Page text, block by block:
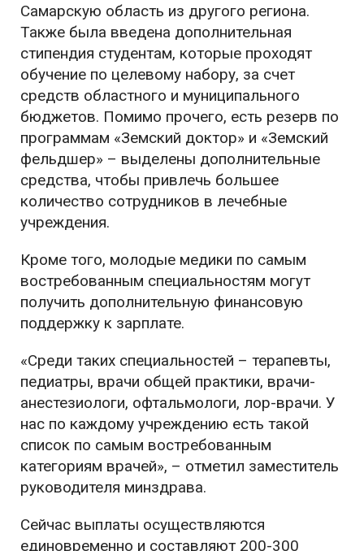
Самарскую область из другого региона.
Также была введена дополнительная
стипендия студентам, которые проходят
обучение по целевому набору, за счет
средств областного и муниципального
бюджетов. Помимо прочего, есть резерв по
программам «Земский доктор» и «Земский
фельдшер» – выделены дополнительные
средства, чтобы привлечь большее
количество сотрудников в лечебные
учреждения.
Кроме того, молодые медики по самым
востребованным специальностям могут
получить дополнительную финансовую
поддержку к зарплате.
«Среди таких специальностей – терапевты,
педиатры, врачи общей практики, врачи-
анестезиологи, офтальмологи, лор-врачи. У
нас по каждому учреждению есть такой
список по самым востребованным
категориям врачей», – отметил заместитель
руководителя минздрава.
Сейчас выплаты осуществляются
единовременно и составляют 200-300